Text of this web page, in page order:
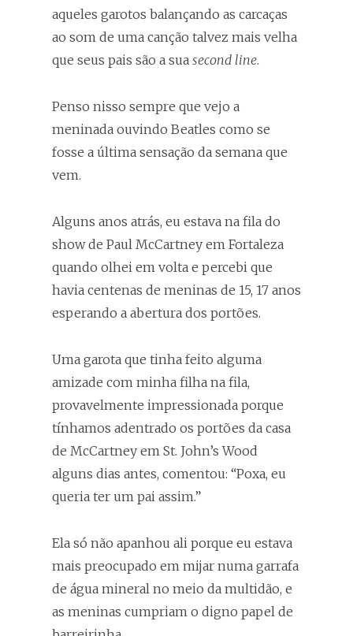
aqueles garotos balançando as carcaças
ao som de uma canção talvez mais velha
que seus pais são a sua second line.
Penso nisso sempre que vejo a
meninada ouvindo Beatles como se
fosse a última sensação da semana que
vem.
Alguns anos atrás, eu estava na fila do
show de Paul McCartney em Fortaleza
quando olhei em volta e percebi que
havia centenas de meninas de 15, 17 anos
esperando a abertura dos portões.
Uma garota que tinha feito alguma
amizade com minha filha na fila,
provavelmente impressionada porque
tínhamos adentrado os portões da casa
de McCartney em St. John’s Wood
alguns dias antes, comentou: “Poxa, eu
queria ter um pai assim.”
Ela só não apanhou ali porque eu estava
mais preocupado em mijar numa garrafa
de água mineral no meio da multidão, e
as meninas cumpriam o digno papel de